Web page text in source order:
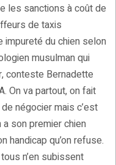
les sanctions à coût de
de taxis
impureté du chien selon
musulman qui
conteste Bernadette
On va partout, on fait
négocier mais c’est
a son premier chien
handicap qu’on refuse.
n’en subissent